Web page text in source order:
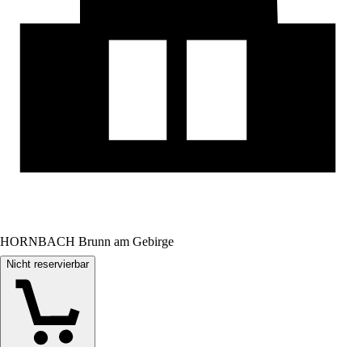
HORNBACH Brunn am Gebirge
Nicht reservierbar